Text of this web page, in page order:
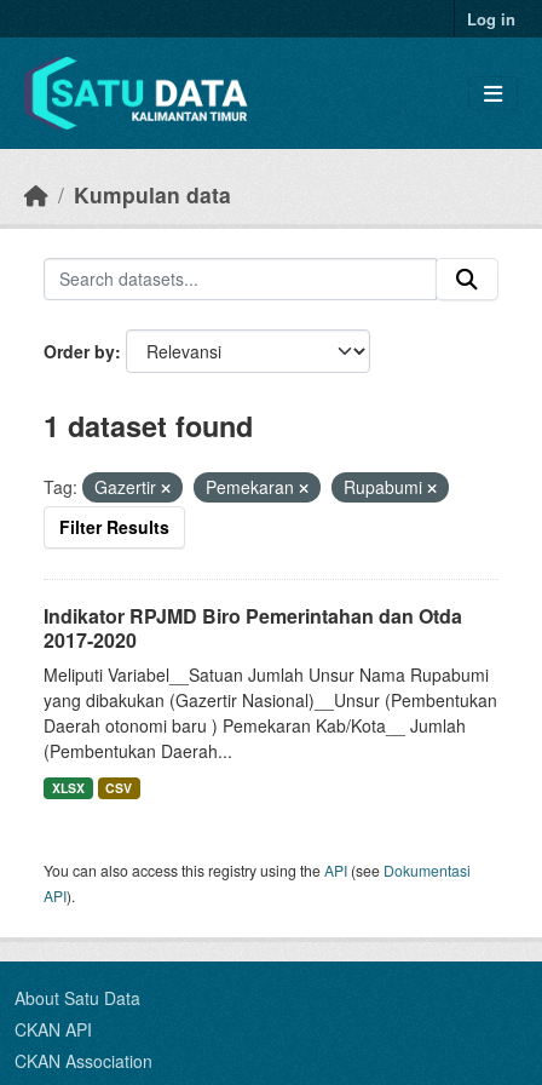
Log in
Kumpulan data
Order by
1 dataset found
Tag: Gazertir Pemekaran
Rupabumi
Filter Results
Indikator RPJMD Biro Pemerintahan dan Otda
2017-2020
Meliputi Variabel__Satuan Jumlah Unsur Nama Rupabumi
yang dibakukan (Gazertir Nasional)__Unsur (Pembentukan
Daerah otonomi baru ) Pemekaran Kab/Kota__ Jumlah
(Pembentukan Daerah...
XLSX CSV
You can also access this registry using theAPI (see Dokumentasi
API).
About Satu Data
CKAN API
CKAN Association